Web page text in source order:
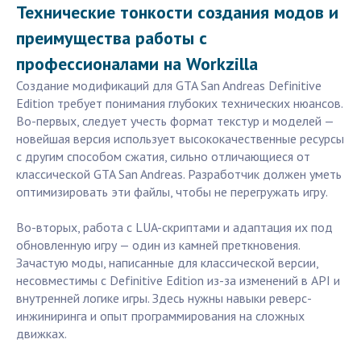
Технические тонкости создания модов и
преимущества работы с
профессионалами на Workzilla
Создание модификаций для GTA San Andreas Definitive
Edition требует понимания глубоких технических нюансов.
Во-первых, следует учесть формат текстур и моделей —
новейшая версия использует высококачественные ресурсы
с другим способом сжатия, сильно отличающиеся от
классической GTA San Andreas. Разработчик должен уметь
оптимизировать эти файлы, чтобы не перегружать игру.
Во-вторых, работа с LUA-скриптами и адаптация их под
обновленную игру — один из камней преткновения.
Зачастую моды, написанные для классической версии,
несовместимы с Definitive Edition из-за изменений в API и
внутренней логике игры. Здесь нужны навыки реверс-
инжиниринга и опыт программирования на сложных
движках.